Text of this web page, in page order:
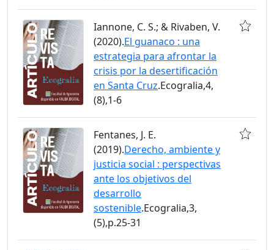
Iannone, C. S.; & Rivaben, V.
(2020).El guanaco : una
estrategia para afrontar la
crisis por la desertificación
en Santa Cruz.Ecogralia,4,
(8),1-6
Fentanes, J. E.
(2019).Derecho, ambiente y
justicia social : perspectivas
ante los objetivos del
desarrollo
sostenible.Ecogralia,3,
(5),p.25-31